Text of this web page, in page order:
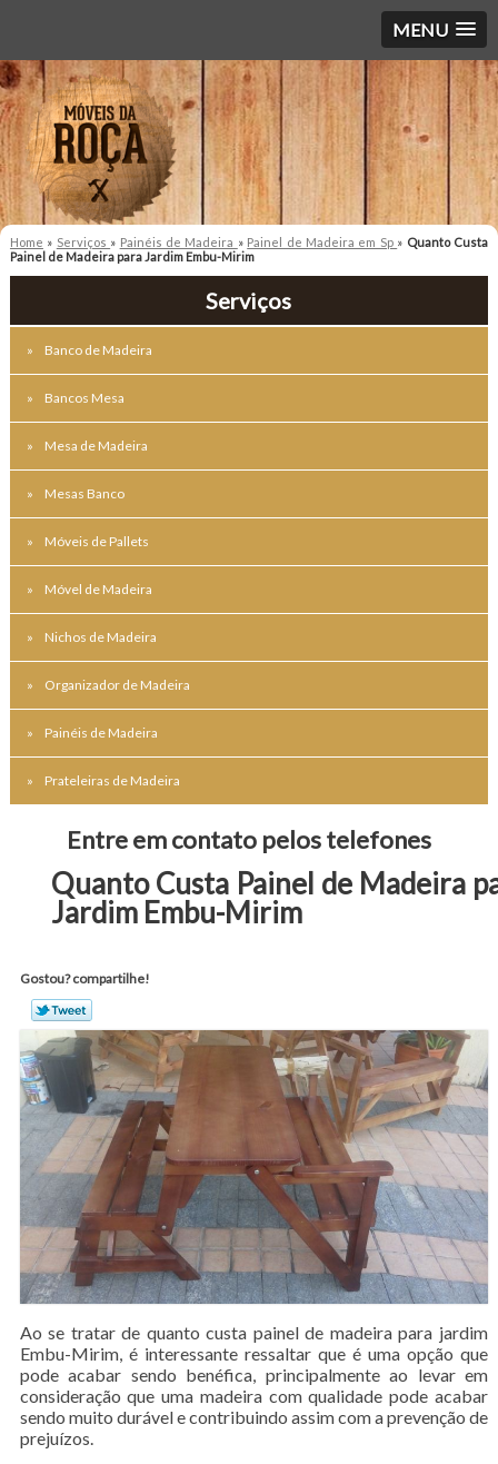
MENU
Home » Serviços » Painéis de Madeira » Painel de Madeira em Sp » Quanto Custa
Painel de Madeira para Jardim Embu-Mirim
Serviços
Banco de Madeira
Bancos Mesa
Mesa de Madeira
Mesas Banco
Móveis de Pallets
Móvel de Madeira
Nichos de Madeira
Organizador de Madeira
Painéis de Madeira
Prateleiras de Madeira
Entre em contato pelos telefones
Quanto Custa Painel de Madeira
Jardim Embu-Mirim
Gostou? compartilhe!
Ao se tratar de quanto custa painel de madeira para jardim
Embu-Mirim, é interessante ressaltar que é uma opção que
pode acabar sendo benéfica, principalmente ao levar em
consideração que uma madeira com qualidade pode acabar
sendo muito durável e contribuindo assim com a prevenção de
prejuízos.